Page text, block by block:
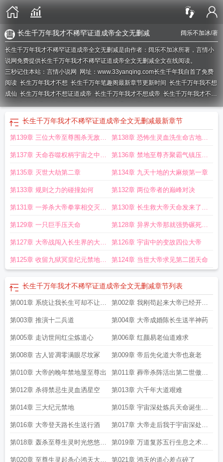
阔乐不加冰/著
长生千万年我才不稀罕证道成帝全文无删减
长生千万年我才不稀罕证道成帝全文无删减是由作者：阔乐不加冰所著，言情小
说网免费提供长生千万年我才不稀罕证道成帝全文无删减全文在线阅读。
三秒记住本站：言情小说网 网址：www.33yanqing.com长生千年我自首了免费
阅读 长生万年我才不想 长生千万年笔趣阁最新章节更新时间 长生千万年我不想
成仙 长生万年我才不想证道成帝 长生千万年我才不想成帝 长生千万年我才不想
证道成长生千万年我不稀罕证道成帝长生千万年我才不想证道成帝无弹窗
长生千万年我才不稀罕证道成帝全文无删减最新章节
第139章 三位大帝至尊围杀无敌生
灵第三章
第138章 恐怖生灵血洗生命古地万
灵悲恸第二章
第137章 天命吞噬权柄宇宙之中枯
尸现第一章
第136章 禁地至尊齐聚霸气镇压索
要权柄第三章
第135章 灭世大劫第二章 第134章 九天十地的大麻烦第一章
第133章 规则之力的碰撞如何 第132章 两位帝者的巅峰对决
第131章 一斧杀大帝拳掌相交灭世
光
第130章 长生救大帝天命发来了合
作邀请
第129章 一只巨手压天命 第128章 异界大帝那就强势碾死好
了
第127章 大帝战闯入长生界的大帝
生灵
第126章 宇宙中的变故四位大帝
第125章 收留九狱冥皇纪元禁地的 第124章 当世大帝求见第二团天命
长生千万年我才不稀罕证道成帝全文无删减章节列表
第001章 系统让我长生可却不让我
成帝我干
第002章 我刚苟起来大帝已经开始
挑衅禁地了
第003章 推演十二兵道 第004章 大帝成婚陈长生送半神药
第005章 走访世间红尘炼道心 第006章 红颜易老仙道难求
第008章 古人皆凋零满眼尽坟冢 第009章 帝后先化道大帝也衰老
第010章 大帝的晚年禁地显至尊出 第011章 葬帝杀阵活出第二世傲天
你个老硬币
第012章 杀得禁忌生灵血洒星空 第013章 六千年大道艰难
第014章 三大纪元禁地 第015章 宇宙深处炼兵天命诞生哀
意
第016章 大帝登天路长生送行酒 第017章 大帝走后我于宇宙深处攻
伐至尊
第018章 轰杀至尊生灵时光悠悠大
道开始复苏
第019章 万道复苏五行生息之术收
徒鸿天
第020章 至尊生灵起杀心鸿天大道 第021章 鸿天的道心差点碎了